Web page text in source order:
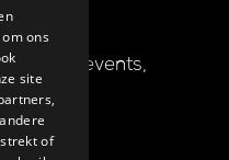
over events,
je mail.
ons
site
of